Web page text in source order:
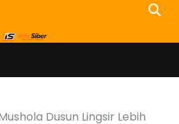
Dusun Lingsir Lebih